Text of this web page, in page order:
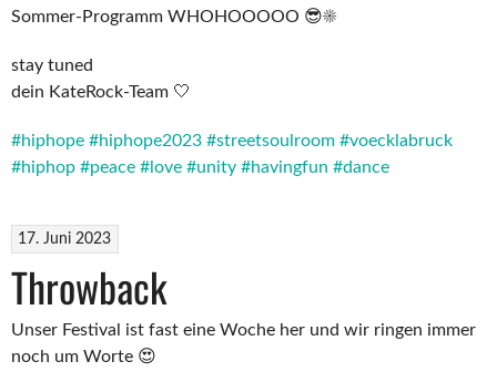
Sommer-Programm WHOHOOOOO 😎☀️
stay tuned
dein KateRock-Team 🤍
#hiphope #hiphope2023 #streetsoulroom #voecklabruck
#hiphop #peace #love #unity #havingfun #dance
17. Juni 2023
Throwback
Unser Festival ist fast eine Woche her und wir ringen immer
noch um Worte 😍